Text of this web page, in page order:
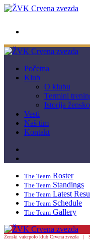
Početna
Klub
O klubu
Termini
Istorija
Vesti
Naš tim
Kontakt
The Team Roster
The Team Standings
The Team Latest
The Team Schedule
The Team Gallery
Ženski vaterpolo klub Crvena zvezda |